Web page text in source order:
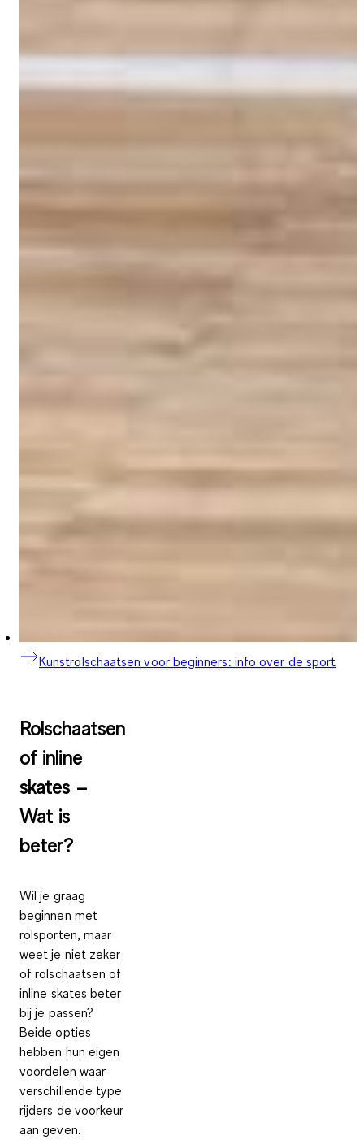
Kunstrolschaatsen voor beginners: info over de sport
Rolschaatsen
of inline
skates –
Wat is
beter?
Wil je graag
beginnen met
rolsporten, maar
weet je niet zeker
of rolschaatsen of
inline skates beter
bij je passen?
Beide opties
hebben hun eigen
voordelen waar
verschillende type
rijders de voorkeur
aan geven.